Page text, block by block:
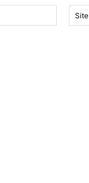
mail:*